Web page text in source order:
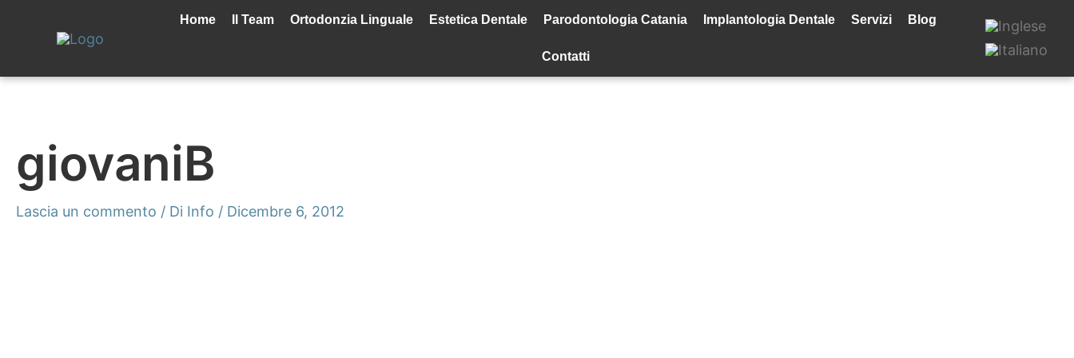
contenuto
Home Il Team Ortodonzia Linguale Estetica Dentale Parodontologia Catania Implantologia Dentale Servizi Blog
Contatti
giovaniB
Lascia un commento / Di Info / Dicembre 6, 2012